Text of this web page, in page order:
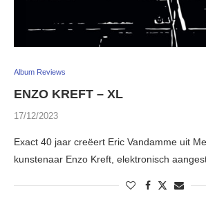
Album Reviews
ENZO KREFT – XL
17/12/2023
Exact 40 jaar creëert Eric Vandamme uit
kunstenaar Enzo Kreft, elektronisch